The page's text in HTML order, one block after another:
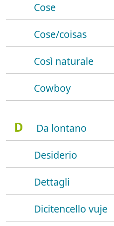
Cose
Cose/coisas
Così naturale
Cowboy
D
Da lontano
Desiderio
Dettagli
Dicitencello vuje